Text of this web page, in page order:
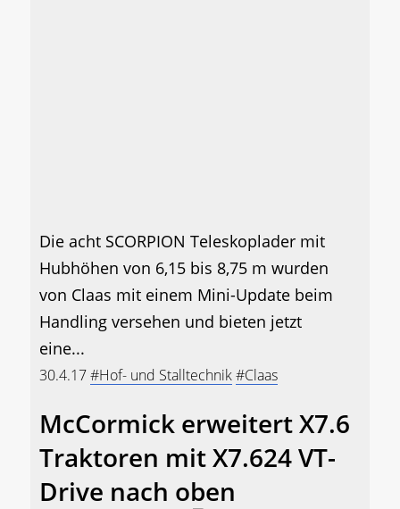
Die acht SCORPION Teleskoplader mit
Hubhöhen von 6,15 bis 8,75 m wurden
von Claas mit einem Mini-Update beim
Handling versehen und bieten jetzt
eine...
30.4.17#Hof- und Stalltechnik#Claas
McCormick erweitert X7.6
Traktoren mit X7.624 VT-
Drive nach oben